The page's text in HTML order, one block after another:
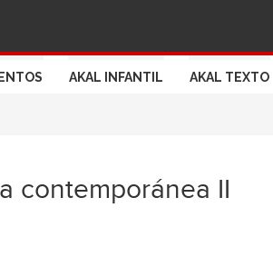
AKAL INFANTIL AKAL TEXTO
contemporánea II